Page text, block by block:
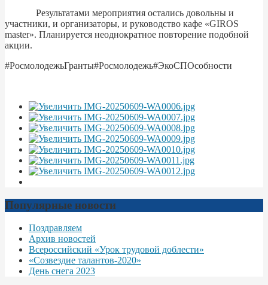
Результатами мероприятия остались довольны и
участники, и организаторы, и руководство кафе «GIROS
master». Планируется неоднократное повторение подобной
акции.
#РосмолодежьГранты#Росмолодежь#ЭкоСПОсобности
Популярные новости
Поздравляем
Архив новостей
Всероссийский «Урок трудовой доблести»
«Созвездие талантов-2020»
День снега 2023